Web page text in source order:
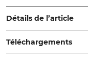
149, 42899
Détails de l’article
Type de produit
Manche de rechange
Téléchargements